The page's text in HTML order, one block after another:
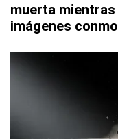
muerta mientras
imágenes